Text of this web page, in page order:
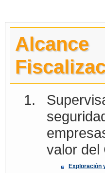
valor del
Exploración